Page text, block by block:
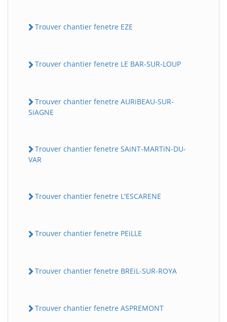
Trouver chantier fenetre EZE
Trouver chantier fenetre LE BAR-SUR-LOUP
Trouver chantier fenetre AURiBEAU-SUR-
SiAGNE
Trouver chantier fenetre SAiNT-MARTiN-DU-
VAR
Trouver chantier fenetre L'ESCARENE
Trouver chantier fenetre PEiLLE
Trouver chantier fenetre BREiL-SUR-ROYA
Trouver chantier fenetre ASPREMONT